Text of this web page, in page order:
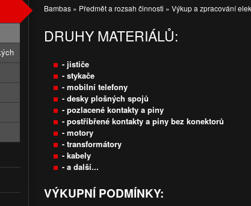
Bambas » Předmět a rozsah činnosti » Výkup a zpracování
DRUHY MATERIÁLŮ:
- jističe
- stykače
- mobilní telefony
- desky plošných spojů
- pozlacené kontakty a piny
- postříbřené kontakty a piny bez konektorů
- motory
- transformátory
- kabely
- a další...
VÝKUPNÍ PODMÍNKY: